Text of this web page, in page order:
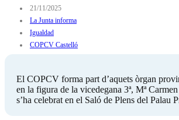
21/11/2025
La Junta informa
Igualdad
COPCV Castelló
El COPCV forma part d’aquets òrgan
en la figura de la vicedegana 3ª, Mª
s’ha celebrat en el Saló de Plens del Palau